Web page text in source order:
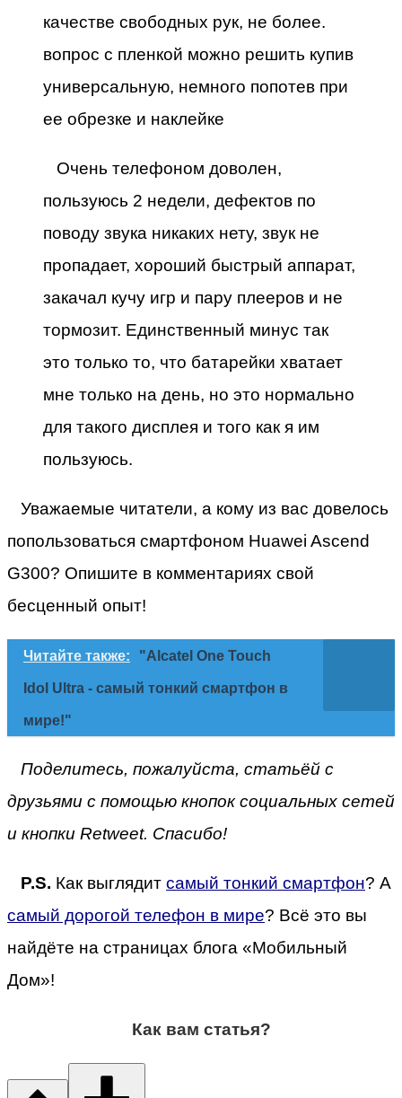
качестве свободных рук, не более.
вопрос с пленкой можно решить купив
универсальную, немного попотев при
ее обрезке и наклейке
Очень телефоном доволен,
пользуюсь 2 недели, дефектов по
поводу звука никаких нету, звук не
пропадает, хороший быстрый аппарат,
закачал кучу игр и пару плееров и не
тормозит. Единственный минус так
это только то, что батарейки хватает
мне только на день, но это нормально
для такого дисплея и того как я им
пользуюсь.
Уважаемые читатели, а кому из вас довелось
попользоваться смартфоном Huawei Ascend
G300? Опишите в комментариях свой
бесценный опыт!
Читайте также: "Alcatel One Touch
Idol Ultra - самый тонкий смартфон в
мире!"
Поделитесь, пожалуйста, статьёй с
друзьями с помощью кнопок социальных сетей
и кнопки Retweet. Спасибо!
P.S. Как выглядит самый тонкий смартфон? А
самый дорогой телефон в мире? Всё это вы
найдёте на страницах блога «Мобильный
Дом»!
Как вам статья?